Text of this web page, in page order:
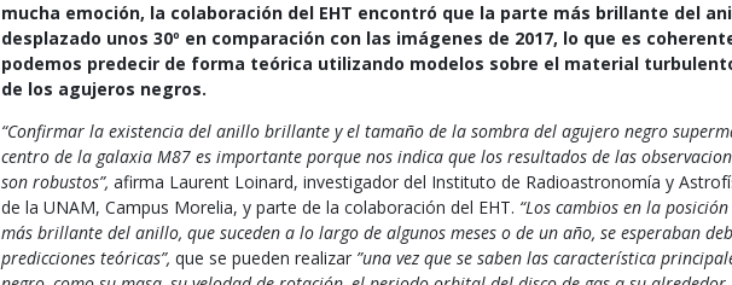
mucha emoción, la colaboración del EHT encontró que la parte más brillante del
desplazado unos 30º en comparación con las imágenes de 2017, lo que es
podemos predecir de forma teórica utilizando modelos sobre el material
de los agujeros negros.
“Confirmar la existencia del anillo brillante y el tamaño de la sombra del agujero negro
centro de la galaxia M87 es importante porque nos indica que los resultados de las
son robustos”, afirma Laurent Loinard, investigador del Instituto de Radioastronomía y
de la UNAM, Campus Morelia, y parte de la colaboración del EHT. “Los cambios en la
más brillante del anillo, que suceden a lo largo de algunos meses o de un año, se esperaban
predicciones teóricas”,que se pueden realizar ”una vez que se saben las característica